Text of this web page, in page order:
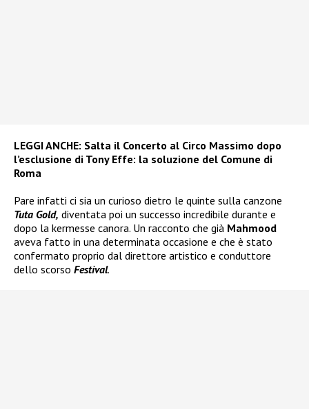
LEGGI ANCHE: Salta il Concerto al Circo Massimo dopo
l’esclusione di Tony Effe: la soluzione del Comune di
Roma
Pare infatti ci sia un curioso dietro le quinte sulla canzone
Tuta Gold, diventata poi un successo incredibile durante e
dopo la kermesse canora. Un racconto che già Mahmood
aveva fatto in una determinata occasione e che è stato
confermato proprio dal direttore artistico e conduttore
dello scorso Festival.